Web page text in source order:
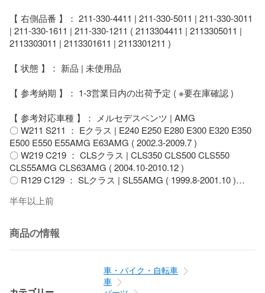
【 右側品番 】： 211-330-4411 | 211-330-5011 | 211-330-3011
| 211-330-1611 | 211-330-1211 ( 2113304411 | 2113305011 |
2113303011 | 2113301611 | 2113301211 )
【 状態 】： 新品 | 未使用品
【 参考納期 】： 1-3営業日内の出荷予定 ( ※要在庫確認 )
【 参考対応車種 】： メルセデスベンツ | AMG
〇 W211 S211 ： Eクラス | E240 E250 E280 E300 E320 E350
E500 E550 E55AMG E63AMG ( 2002.3-2009.7 )
〇 W219 C219 ： CLSクラス | CLS350 CLS500 CLS550
CLS55AMG CLS63AMG ( 2004.10-2010.12 )
〇 R129 C129 ： SLクラス | SL55AMG ( 1999.8-2001.10 )
SL55AMG ( 2001.10-2012.1 )
※※ 沖縄 / 離島への配送は 『 送料のみ着払い 』 のみとなりま
す。
※※ 商品代引きは承っておりません。
半年以上前
商品の情報
車・バイク・自転車
車